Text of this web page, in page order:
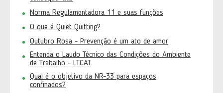
Norma Regulamentadora 11 e suas funções
O que é Quiet Quitting?
Outubro Rosa - Prevenção é um ato de amor
Entenda o Laudo Técnico das Condições do Ambiente
de Trabalho - LTCAT
Qual é o objetivo da NR-33 para espaços
confinados?